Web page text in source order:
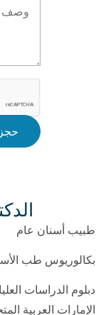
طبيب أسنان عام
بكالوريوس طب
دبلوم الدراسات
الإمارات العربية